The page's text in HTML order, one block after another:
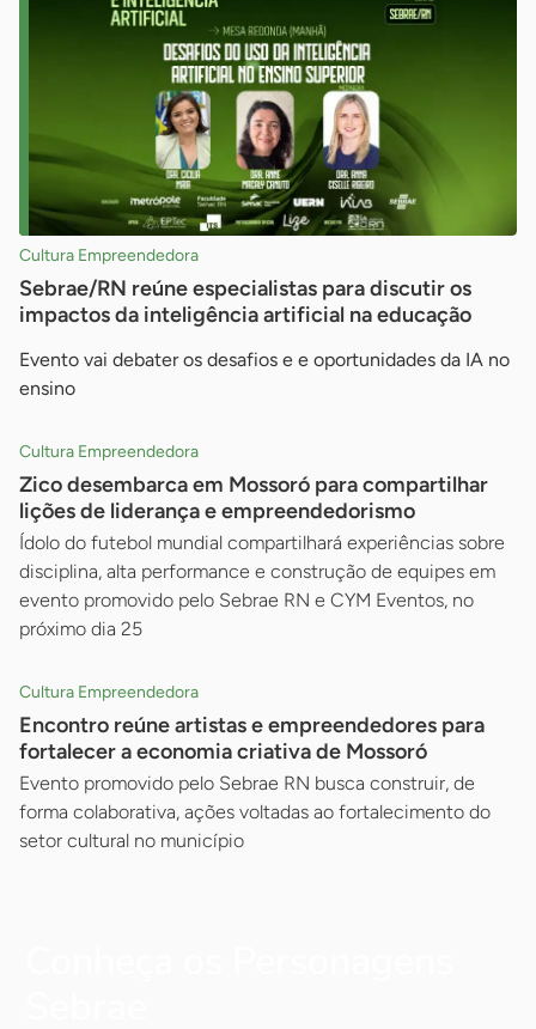
Cultura Empreendedora
Sebrae/RN reúne especialistas para discutir os
impactos da inteligência artificial na educação
Evento vai debater os desafios e e oportunidades da IA no
ensino
Cultura Empreendedora
Zico desembarca em Mossoró para compartilhar
lições de liderança e empreendedorismo
Ídolo do futebol mundial compartilhará experiências sobre
disciplina, alta performance e construção de equipes em
evento promovido pelo Sebrae RN e CYM Eventos, no
próximo dia 25
Cultura Empreendedora
Encontro reúne artistas e empreendedores para
fortalecer a economia criativa de Mossoró
Evento promovido pelo Sebrae RN busca construir, de
forma colaborativa, ações voltadas ao fortalecimento do
setor cultural no município